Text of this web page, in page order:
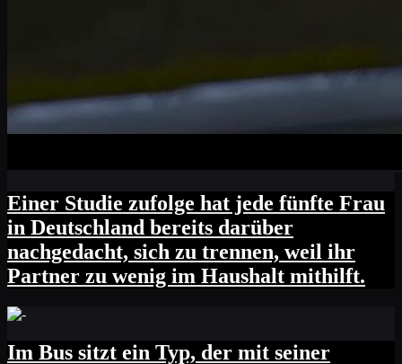
Einer Studie zufolge hat jede fünfte Frau
in Deutschland bereits darüber
nachgedacht, sich zu trennen, weil ihr
Partner zu wenig im Haushalt mithilft.
Im Bus sitzt ein Typ, der mit seiner